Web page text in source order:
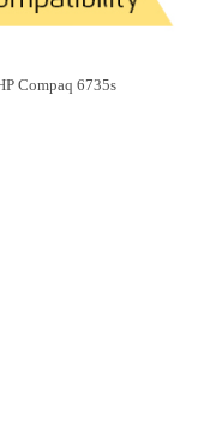
Compaq 6735s